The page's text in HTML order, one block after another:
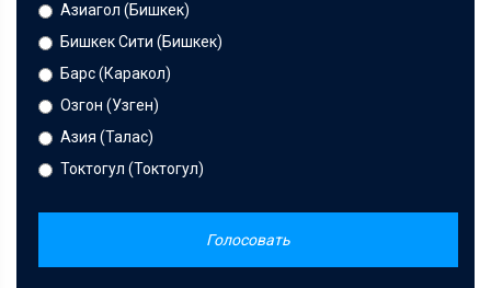
Азиагол (Бишкек)
Бишкек Сити (Бишкек)
Барс (Каракол)
Озгон (Узген)
Азия (Талас)
Токтогул (Токтогул)
Голосовать